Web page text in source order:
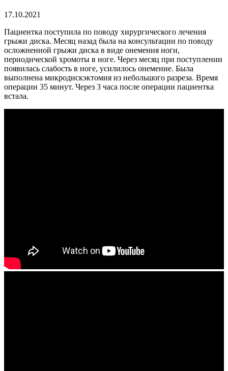
17.10.2021
Пациентка поступила по поводу хирургического лечения
грыжи диска. Месяц назад была на консультации по поводу
осложненной грыжи диска в виде онемения ноги,
периодической хромоты в ноге. Через месяц при поступлении
появилась слабость в ноге, усилилось онемение. Была
выполнена микродискэктомия из небольшого разреза. Время
операции 35 минут. Через 3 часа после операции пациентка
встала.